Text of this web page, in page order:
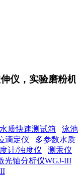
仪，实验磨粉机
水质快速测试箱
泳池
滴定仪
多参数水质
计/浊度仪
测汞仪
光铀分析仪WGJ-III